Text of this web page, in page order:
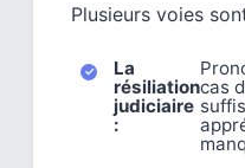
Plusieurs voies
La
résiliation
judiciaire
:
cas